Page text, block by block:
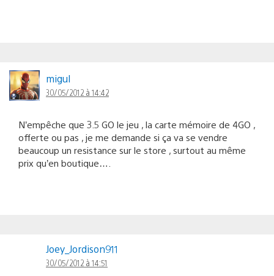
migul
30/05/2012 à 14:42
N’empêche que 3.5 GO le jeu , la carte mémoire de 4GO ,
offerte ou pas , je me demande si ça va se vendre
beaucoup un resistance sur le store , surtout au même
prix qu’en boutique….
Joey_Jordison911
30/05/2012 à 14:51